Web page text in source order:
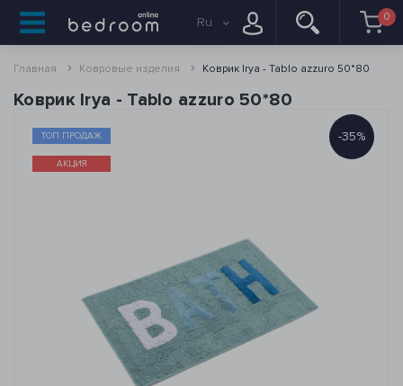
Ru 0
Главная Ковровые изделия Коврик Irya - Tablo azzuro 50*80
Коврик Irya - Tablo azzuro 50*80
-35%
ТОП ПРОДАЖ
АКЦИЯ